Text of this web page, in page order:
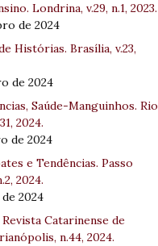
Londrina, v.29, n.1, 2023.
de 2024
Histórias. Brasília, v.23,
de 2024
Saúde-Manguinhos. Rio
2024.
de 2024
e Tendências. Passo
2024.
2024
Catarinense de
n.44, 2024.